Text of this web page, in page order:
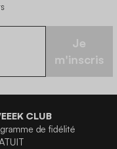
Je
m'inscris
CLUB
de fidélité